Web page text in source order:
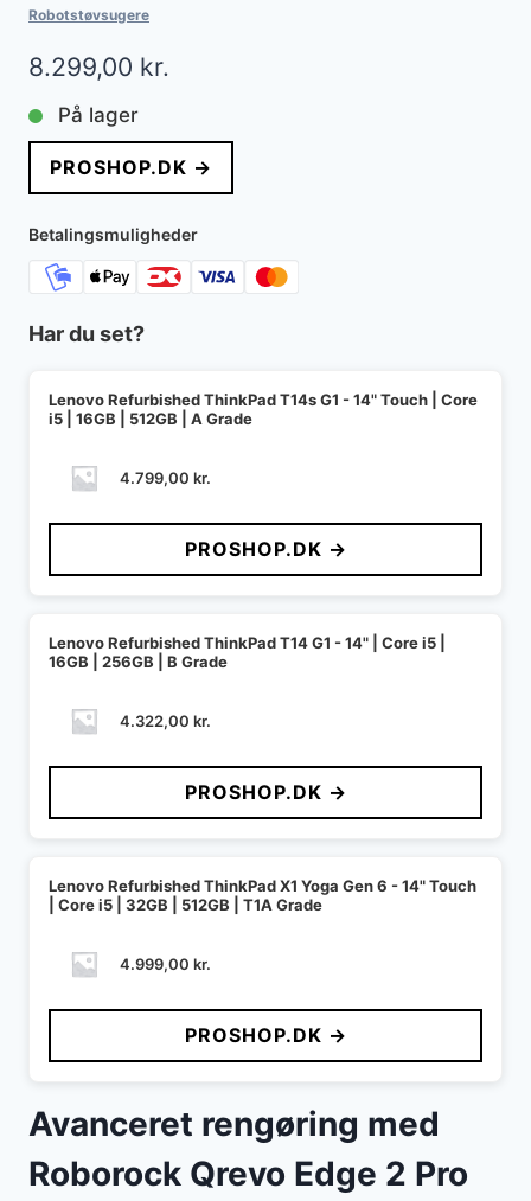
Robotstøvsugere
8.299,00 kr.
På lager
PROSHOP.DK →
Betalingsmuligheder
Har du set?
Lenovo Refurbished ThinkPad T14s G1 - 14" Touch | Core
i5 | 16GB | 512GB | A Grade
4.799,00 kr.
PROSHOP.DK →
Lenovo Refurbished ThinkPad T14 G1 - 14" | Core i5 |
16GB | 256GB | B Grade
4.322,00 kr.
PROSHOP.DK →
Lenovo Refurbished ThinkPad X1 Yoga Gen 6 - 14" Touch
| Core i5 | 32GB | 512GB | T1A Grade
4.999,00 kr.
PROSHOP.DK →
Avanceret rengøring med
Roborock Qrevo Edge 2 Pro